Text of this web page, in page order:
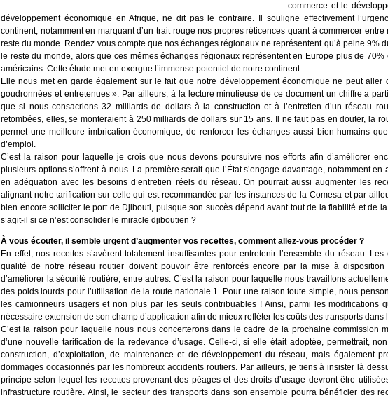
commerce et le
développement économique en Afrique, ne dit pas le contraire. Il souligne effectivement
continent, notamment en marquant d’un trait rouge nos propres réticences quant à commercer
reste du monde. Rendez vous compte que nos échanges régionaux ne représentent qu’à peine 9%
le reste du monde, alors que ces mêmes échanges régionaux représentent en Europe plus de
américains. Cette étude met en exergue l’immense potentiel de notre continent.
Elle nous met en garde également sur le fait que notre développement économique ne peut aller
goudronnées et entretenues ». Par ailleurs, à la lecture minutieuse de ce document un chiffre a
que si nous consacrions 32 milliards de dollars à la construction et à l’entretien d’un réseau
retombées, elles, se monteraient à 250 milliards de dollars sur 15 ans. Il ne faut pas en douter, la
permet une meilleure imbrication économique, de renforcer les échanges aussi bien humains
d’emploi.
C’est la raison pour laquelle je crois que nous devons poursuivre nos efforts afin d’améliorer
plusieurs options s’offrent à nous. La première serait que l’État s’engage davantage, notamment
en adéquation avec les besoins d’entretien réels du réseau. On pourrait aussi augmenter les
alignant notre tarification sur celle qui est recommandée par les instances de la Comesa et par
bien encore solliciter le port de Djibouti, puisque son succès dépend avant tout de la fiabilité et de
s’agit-il si ce n’est consolider le miracle djiboutien ?
À vous écouter, il semble urgent d’augmenter vos recettes, comment allez-vous procéder ?
En effet, nos recettes s’avèrent totalement insuffisantes pour entretenir l’ensemble du réseau.
qualité de notre réseau routier doivent pouvoir être renforcés encore par la mise à disposition
d’améliorer la sécurité routière, entre autres. C’est la raison pour laquelle nous travailIons
des poids lourds pour l’utilisation de la route nationale 1. Pour une raison toute simple, nous
les camionneurs usagers et non plus par les seuls contribuables ! Ainsi, parmi les modifications
nécessaire extension de son champ d’application afin de mieux refléter les coûts des transports dans
C’est la raison pour laquelle nous nous concerterons dans le cadre de la prochaine commission
d’une nouvelle tarification de la redevance d’usage. Celle-ci, si elle était adoptée, permettrait,
construction, d’exploitation, de maintenance et de développement du réseau, mais également
dommages occasionnés par les nombreux accidents routiers. Par ailleurs, je tiens à insister là
principe selon lequel les recettes provenant des péages et des droits d’usage devront être
infrastructure routière. Ainsi, le secteur des transports dans son ensemble pourra bénéficier des